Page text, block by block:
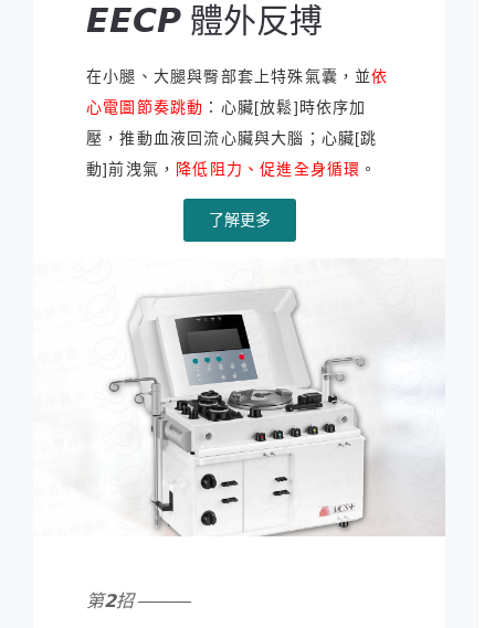
𝙀𝙀𝘾𝙋 體外反搏
在小腿、大腿與臀部套上特殊氣囊，並依
心電圖節奏跳動 ：心臟[放鬆]時依序加
壓，推動血液回流心臟與大腦；心臟[跳
動]前洩氣， 降低阻力、促進全身循環 。
了解更多
第𝟮招 ———